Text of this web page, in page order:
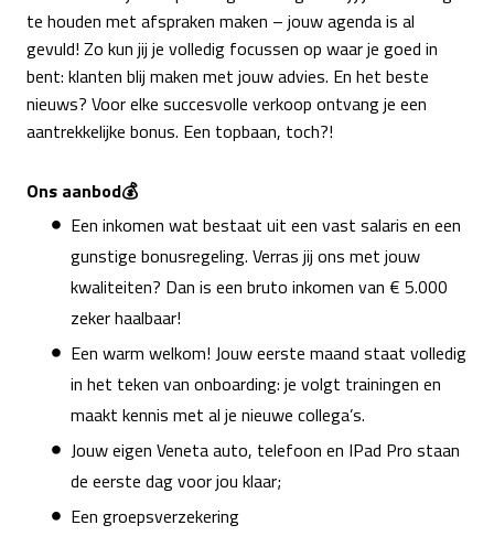
te houden met afspraken maken – jouw agenda is al
gevuld! Zo kun jij je volledig focussen op waar je goed in
bent: klanten blij maken met jouw advies. En het beste
nieuws? Voor elke succesvolle verkoop ontvang je een
aantrekkelijke bonus. Een topbaan, toch?!
Ons aanbod💰
Een inkomen wat bestaat uit een vast salaris en een
gunstige bonusregeling. Verras jij ons met jouw
kwaliteiten? Dan is een bruto inkomen van € 5.000
zeker haalbaar!
Een warm welkom! Jouw eerste maand staat volledig
in het teken van onboarding: je volgt trainingen en
maakt kennis met al je nieuwe collega’s.
Jouw eigen Veneta auto, telefoon en IPad Pro staan
de eerste dag voor jou klaar;
Een groepsverzekering